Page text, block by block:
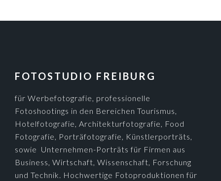
FOOTER
FOTOSTUDIO FREIBURG
für Werbefotografie, professionelle
Fotoshootings in den Bereichen Tourismus,
Hotelfotografie, Architekturfotografie, Food
Fotografie, Porträfotografie, Künstlerporträts,
sowie Unternehmen-Porträts für Firmen aus
Business, Wirtschaft, Wissenschaft, Forschung
und Technik. Hochwertige Fotoproduktionen für